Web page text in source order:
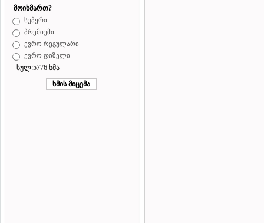
მოიხმართ?
სუპერი
პრემიუმი
ევრო რეგულარი
ევრო დიზელი
სულ:5776 ხმა